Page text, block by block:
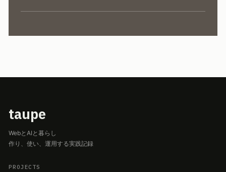
taupe
WebとAIと暮らし
作り、使い、運用する実践記録
PROJECTS